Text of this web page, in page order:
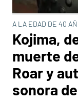
A LA EDAD DE 40
Kojima,
muerte
Roar y
sonora